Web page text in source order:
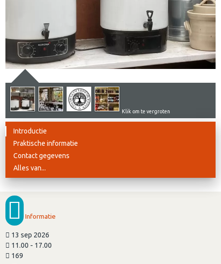
Klik om te vergroten
Introductie
Praktische informatie
Contact gegevens
Alles van...
Informatie
13 sep 2026
11.00 - 17.00
169